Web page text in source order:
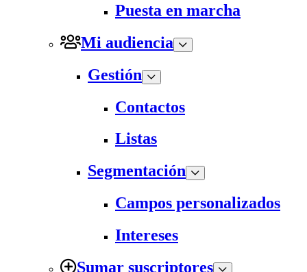
Puesta en marcha
Mi audiencia
Gestión
Contactos
Listas
Segmentación
Campos personalizados
Intereses
Sumar suscriptores